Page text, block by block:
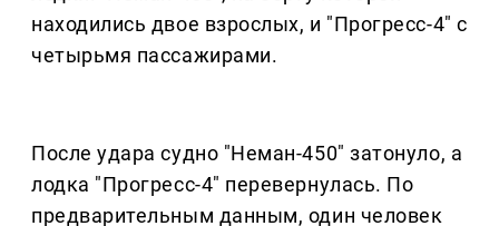
находились двое взрослых, и "Прогресс-4" с
четырьмя пассажирами.
После удара судно "Неман-450" затонуло, а
лодка "Прогресс-4" перевернулась. По
предварительным данным, один человек